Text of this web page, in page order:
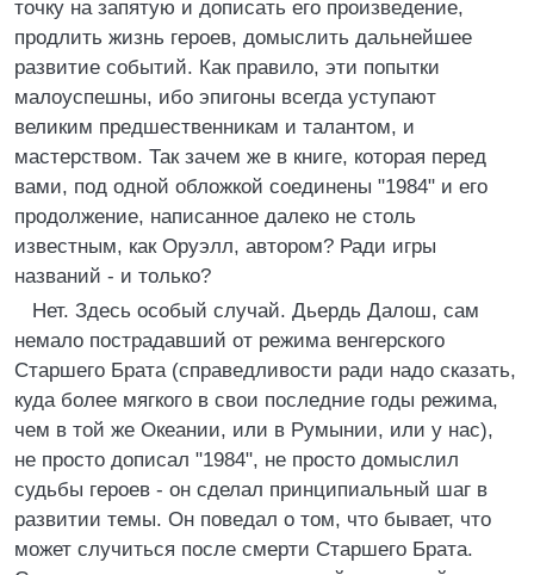
точку на запятую и дописать его произведение,
продлить жизнь героев, домыслить дальнейшее
развитие событий. Как правило, эти попытки
малоуспешны, ибо эпигоны всегда уступают
великим предшественникам и талантом, и
мастерством. Так зачем же в книге, которая перед
вами, под одной обложкой соединены "1984" и его
продолжение, написанное далеко не столь
известным, как Оруэлл, автором? Ради игры
названий - и только?
Нет. Здесь особый случай. Дьердь Далош, сам
немало пострадавший от режима венгерского
Старшего Брата (справедливости ради надо сказать,
куда более мягкого в свои последние годы режима,
чем в той же Океании, или в Румынии, или у нас),
не просто дописал "1984", не просто домыслил
судьбы героев - он сделал принципиальный шаг в
развитии темы. Он поведал о том, что бывает, что
может случиться после смерти Старшего Брата.